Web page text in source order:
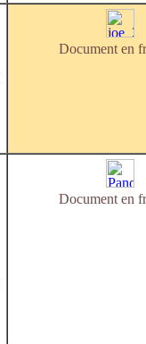
Document en
Document en